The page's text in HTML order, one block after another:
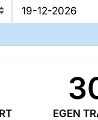
EGEN